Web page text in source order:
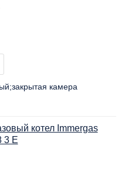
закрытая камера
котел Immergas
3 E